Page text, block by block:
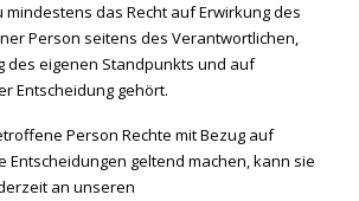
mindestens das Recht auf Erwirkung des
Person seitens des Verantwortlichen,
des eigenen Standpunkts und auf
Entscheidung gehört.
Person Rechte mit Bezug auf
Entscheidungen geltend machen, kann sie
an unseren